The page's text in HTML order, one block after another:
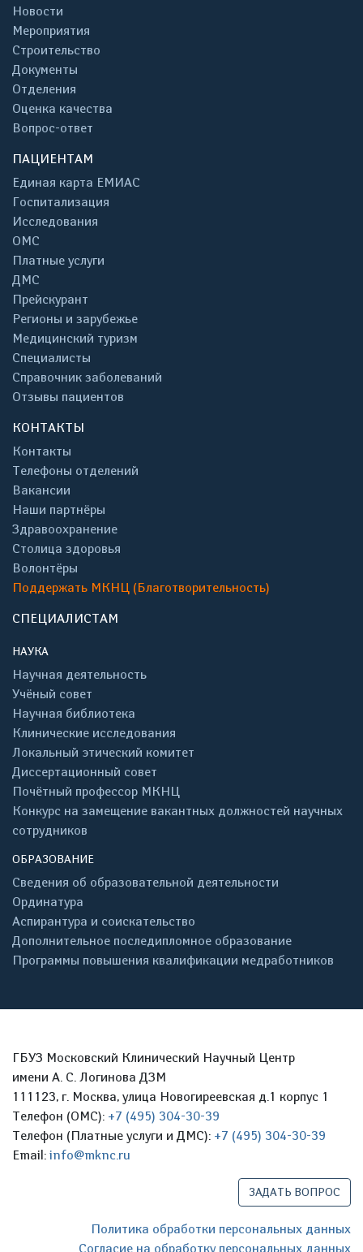
Новости
Мероприятия
Строительство
Документы
Отделения
Оценка качества
Вопрос-ответ
ПАЦИЕНТАМ
Единая карта ЕМИАС
Госпитализация
Исследования
ОМС
Платные услуги
ДМС
Прейскурант
Регионы и зарубежье
Медицинский туризм
Специалисты
Справочник заболеваний
Отзывы пациентов
КОНТАКТЫ
Контакты
Телефоны отделений
Вакансии
Наши партнёры
Здравоохранение
Столица здоровья
Волонтёры
Поддержать МКНЦ (Благотворительность)
СПЕЦИАЛИСТАМ
НАУКА
Научная деятельность
Учёный совет
Научная библиотека
Клинические исследования
Локальный этический комитет
Диссертационный совет
Почётный профессор МКНЦ
Конкурс на замещение вакантных должностей научных
сотрудников
ОБРАЗОВАНИЕ
Сведения об образовательной деятельности
Ординатура
Аспирантура и соискательство
Дополнительное последипломное образование
Программы повышения квалификации медработников
ГБУЗ Московский Клинический Научный Центр
имени А. С. Логинова ДЗМ
111123, г. Москва, улица Новогиреевская д.1 корпус 1
Телефон (ОМС): +7 (495) 304-30-39
Телефон (Платные услуги и ДМС): +7 (495) 304-30-39
Email: info@mknc.ru
ЗАДАТЬ ВОПРОС
Политика обработки персональных данных
Согласие на обработку персональных данных